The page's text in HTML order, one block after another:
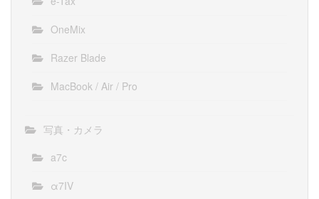
OneMix
Razer Blade
MacBook / Air / Pro
写真・カメラ
a7c
α7IV